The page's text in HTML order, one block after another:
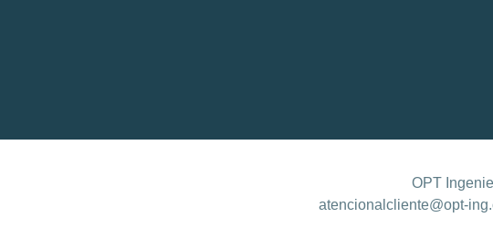
OPT
atencionalcliente@opt-